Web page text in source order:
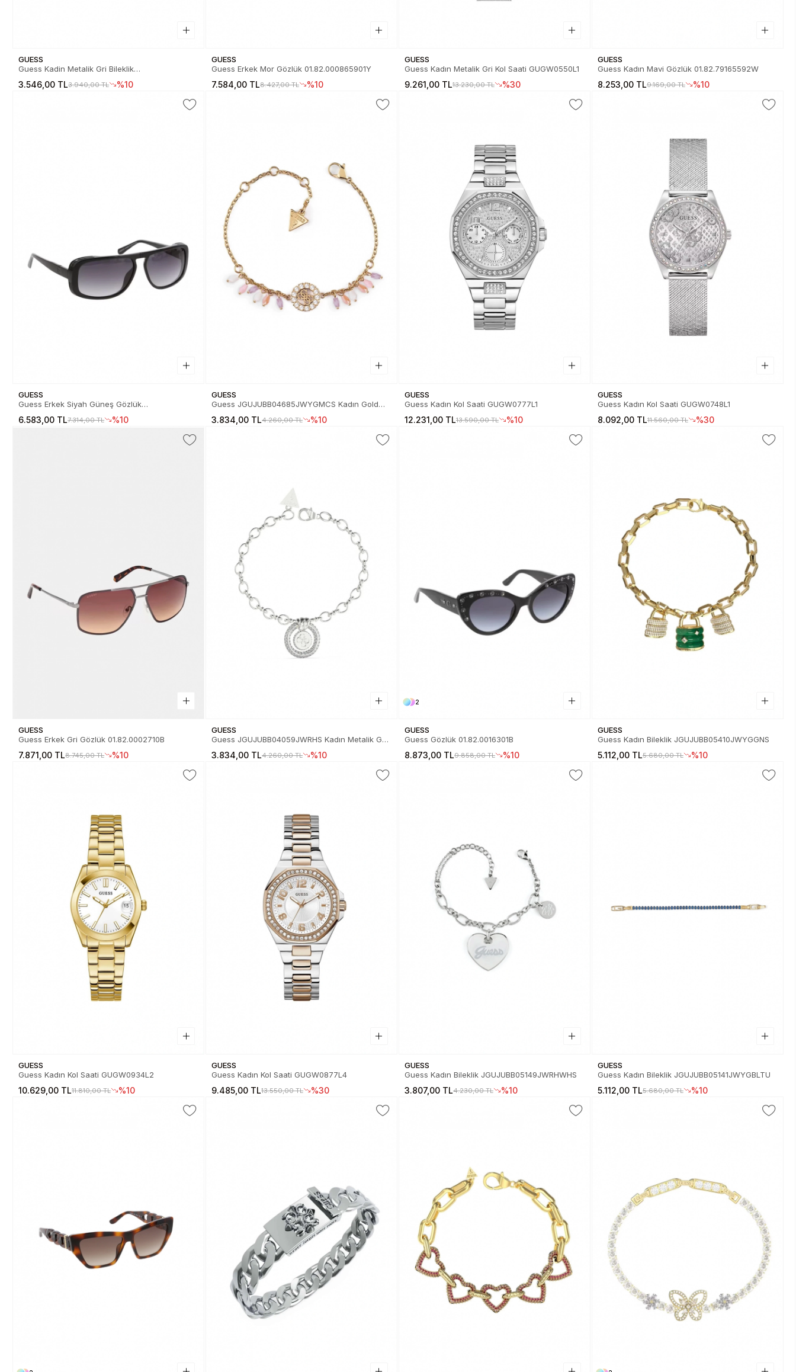
GUESS
Guess Kadin Metalik Gri Bileklik
3.546,00 TL3.940,00 TL %10
GUESS
Guess Erkek Mor Gözlük 01.82.000865901Y
7.584,00 TL8.427,00 TL %10
GUESS
Guess Kadın Metalik Gri Kol Saati GUGW0550L1
9.261,00 TL13.230,00 TL %30
GUESS
Guess Kadın Mavi Gözlük 01.82.79165592W
8.253,00 TL9.169,00 TL %10
GUESS
Guess Erkek Siyah Güneş Gözlük
6.583,00 TL7.314,00 TL %10
GUESS
Guess JGUJUBB04685JWYGMCS Kadın Gold
3.834,00 TL4.260,00 TL %10
GUESS
Guess Kadın Kol Saati GUGW0777L1
12.231,00 TL13.590,00 TL %10
GUESS
Guess Kadın Kol Saati GUGW0748L1
8.092,00 TL11.560,00 TL %30
GUESS
Guess Erkek Gri Gözlük 01.82.0002710B
7.871,00 TL8.745,00 TL %10
GUESS
Guess JGUJUBB04059JWRHS Kadın Metalik Gri
3.834,00 TL4.260,00 TL %10
2
GUESS
Guess Gözlük 01.82.0016301B
8.873,00 TL9.858,00 TL %10
GUESS
Guess Kadın Bileklik JGUJUBB05410JWYGGNS
5.112,00 TL5.680,00 TL %10
GUESS
Guess Kadın Kol Saati GUGW0934L2
10.629,00 TL11.810,00 TL %10
GUESS
Guess Kadın Kol Saati GUGW0877L4
9.485,00 TL13.550,00 TL %30
GUESS
Guess Kadın Bileklik JGUJUBB05149JWRHWHS
3.807,00 TL4.230,00 TL %10
GUESS
Guess Kadın Bileklik JGUJUBB05141JWYGBLTU
5.112,00 TL5.680,00 TL %10